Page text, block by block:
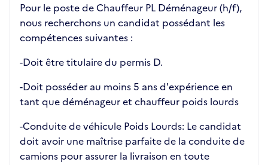
Pour le poste de Chauffeur PL Déménageur (h/f),
nous recherchons un candidat possédant les
compétences suivantes :
-Doit être titulaire du permis D.
-Doit posséder au moins 5 ans d'expérience en
tant que déménageur et chauffeur poids lourds
-Conduite de véhicule Poids Lourds: Le candidat
doit avoir une maîtrise parfaite de la conduite de
camions pour assurer la livraison en toute